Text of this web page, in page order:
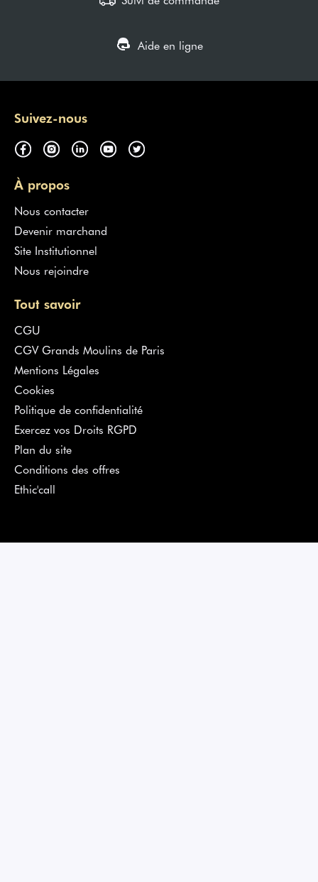
Aide en ligne
Suivez-nous
À propos
Nous contacter
Devenir marchand
Site Institutionnel
Nous rejoindre
Tout savoir
CGU
CGV Grands Moulins de Paris
Mentions Légales
Cookies
Politique de confidentialité
Exercez vos Droits RGPD
Plan du site
Conditions des offres
Ethic'call